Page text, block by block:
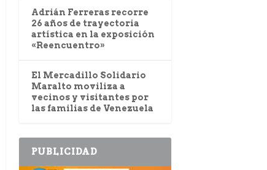
Adrián Ferreras recorre
26 años de trayectoria
artística en la exposición
«Reencuentro»
El Mercadillo Solidario
Maralto moviliza a
vecinos y visitantes por
las familias de Venezuela
PUBLICIDAD